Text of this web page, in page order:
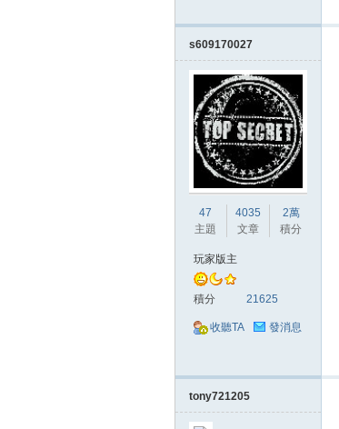
s609170027
47
主題
4035
文章
2萬
積分
玩家版主
積分 21625
收聽TA 發消息
tony721205